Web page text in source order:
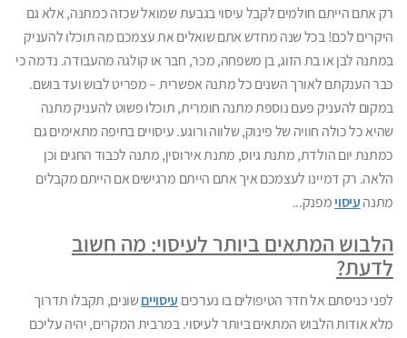
רק אתם הייתם חולמים לקבל עיסוי בגבעת שמואל שכזה כמתנה, אלא גם
היקרים לכם! בכל שנה מחדש אתם שואלים את עצמכם מה תוכלו להעניק
במתנה לבן או בת הזוג, בן משפחה, מכר, חבר או קולגה מהעבודה. נדמה כי
כבר הענקתם לאורך השנים כל מתנה אפשרית – מפריט לבוש ועד בושם.
במקום להעניק פעם נוספת מתנה חומרית, תוכלו פשוט להעניק מתנה
שהיא כל כולה חוויה של פינוק, שלווה ורוגע. עיסויים בחיפה מתאימים גם
כמתנת יום הולדת, מתנת גיוס, מתנת אירוסין, מתנה לכבוד החגים וכן
הלאה. רק דמיינו לעצמכם איך אתם הייתם מרגישים אם הייתם מקבלים
מתנה עיסוי מפנק...
הלבוש המתאים ביותר לעיסוי: מה חשוב
לדעת?
לפני כניסתם אל חדר הטיפולים בו נערכים עיסוייםשונים, תקבלו תדרוך
מלא אודות הלבוש המתאים ביותר לעיסוי. במרבית המקרים, יהיה עליכם